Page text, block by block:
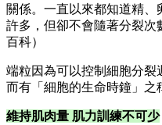
關係。一直以來都知道精
許多，但卻不會隨著分裂次
百科）
端粒因為可以控制細胞分裂
而有「細胞的生命時鐘」之
維持肌肉量 肌力訓練不可少